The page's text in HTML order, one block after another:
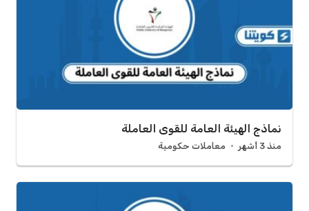
نماذج الهيئة العامة للقوى العاملة
منذ 3 أشهر معاملات حكومية